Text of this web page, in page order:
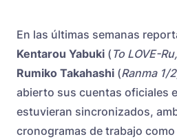
En las últimas semanas
Kentarou Yabuki ( To LOVE-
Rumiko Takahashi (Ranma 1/
abierto sus cuentas oficiales
estuvieran sincronizados,
cronogramas de trabajo